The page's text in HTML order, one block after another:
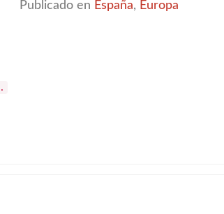
Publicado en España, Europa